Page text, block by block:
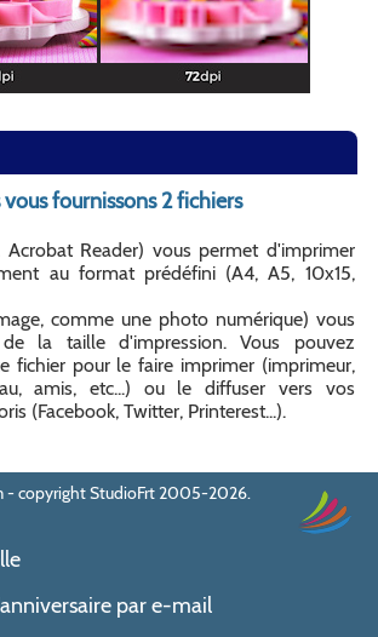
vous fournissons 2 fichiers
Acrobat Reader) vous permet d'imprimer
au format prédéfini (A4, A5, 10x15,
comme une photo numérique) vous
la taille d'impression. Vous pouvez
fichier pour le faire imprimer (imprimeur,
amis, etc...) ou le diffuser vers vos
(Facebook, Twitter, Printerest...).
- copyright StudioFrt 2005-2026.
par e-mail